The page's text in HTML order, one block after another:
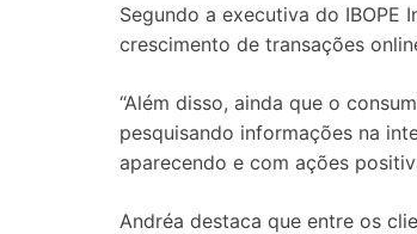
Segundo a executiva do IBOPE
crescimento de transações
“Além disso, ainda que o
pesquisando informações na
aparecendo e com ações
Andréa destaca que entre os